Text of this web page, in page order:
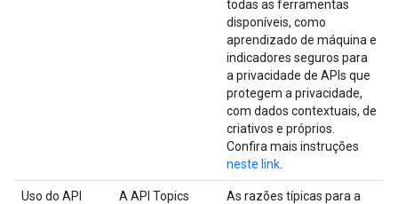
todas as ferramentas
disponíveis, como
aprendizado de máquina e
indicadores seguros para
a privacidade de APIs que
protegem a privacidade,
com dados contextuais, de
criativos e próprios.
Confira mais instruções
neste link
Uso do API
A API Topics
As razões típicas para a